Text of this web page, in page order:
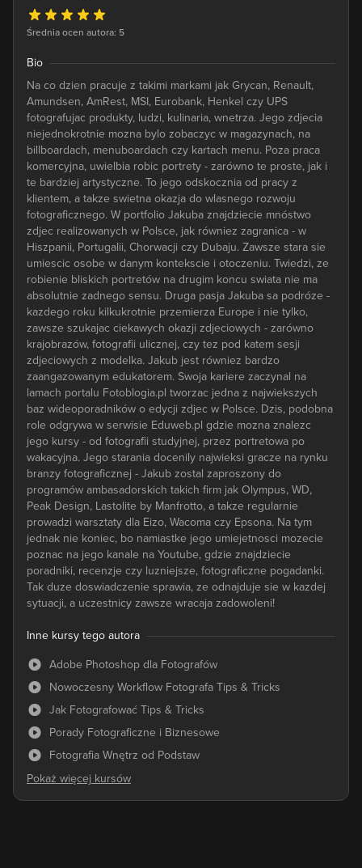
Średnia ocen autora: 5
Bio
Na co dzien pracuje z takimi markami jak Grycan, Renault,
Amundsen, AmRest, MSI, Eurobank, Henkel czy UPS
fotografujac produkty, ludzi, kulinaria, wnetrza. Jego zdjecia
niejednokrotnie mozna bylo zobaczyc w magazynach, na
billboardach, menuboardach czy kartach menu. Poza praca
komercyjna, uwielbia robic portrety - zarówno te proste, jak i
te bardziej artystyczne. To jego odskocznia od pracy z
klientem, a takze swietna okazja do wlasnego rozwoju
fotograficznego. W portfolio Jakuba znajdziecie mnóstwo
zdjec realizowanych w Polsce, jak równiez zagranica - w
Hiszpanii, Portugalii, Chorwacji czy Dubaju. Zawsze stara sie
umiescic osobe w danym kontekscie i otoczeniu. Twiedzi, ze
robienie bliskich portretów na drugim koncu swiata nie ma
absolutnie zadnego sensu. Druga pasja Jakuba sa podróze -
kazdego roku kilkukrotnie przemierza Europe i nie tylko,
zawsze szukajac ciekawych okazji zdjeciowych - zarówno
krajobrazów, fotografii ulicznej, czy tez pod katem sesji
zdjeciowych z modelka. Jakub jest równiez bardzo
zaangazowanym edukatorem. Swoja kariere zaczynal na
lamach portalu Fotoblogia.pl tworzac jedna z najwiekszych
baz wideoporadników o edycji zdjec w Polsce. Dzis, podobna
role odgrywa w serwisie Eduweb.pl gdzie mozna znalezc
jego kursy - od fotografii studyjnej, przez portretowa po
wakacyjna. Jego starania docenily najwieksi gracze na rynku
branzy fotograficznej - Jakub zostal zaproszony do
programów ambasadorskich takich firm jak Olympus, WD,
Peak Design, Lastolite by Manfrotto, a takze regularnie
prowadzi warsztaty dla Eizo, Wacoma czy Epsona. Na tym
jednak nie koniec, bo namiastke jego umiejetnosci mozecie
poznac na jego kanale na Youtube, gdzie znajdziecie
poradniki, recenzje czy luzniejsze, fotograficzne pogadanki.
Tak duze doswiadczenie sprawia, ze odnajduje sie w kazdej
sytuacji, a uczestnicy zawsze wracaja zadowoleni!
Inne kursy tego autora
Adobe Photoshop dla Fotografów
Nowoczesny Workflow Fotografa Tips & Tricks
Jak Fotografować Tips & Tricks
Porady Fotograficzne i Biznesowe
Fotografia Wnętrz od Podstaw